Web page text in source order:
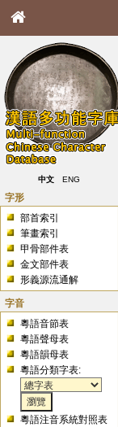
中文 ENG
字形
部首索引
筆畫索引
甲骨部件表
金文部件表
形義源流通解
字音
粵語音節表
粵語聲母表
粵語韻母表
粵語分類字表:
粵語注音系統對照表